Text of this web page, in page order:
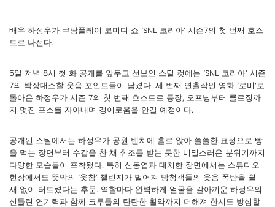
배우 하정우가 쿠팡플레이 코미디 쇼 ‘SNL 코리아’ 시즌7의 첫 번째 호스
트로 나선다.
5일 저녁 8시 첫 화 공개를 앞두고 선보인 스틸 컷에는 ‘SNL 코리아’ 시즌
7의 박장대소할 웃음 포인트들이 담겼다. 세 번째 연출작인 영화 ‘로비’로
돌아온 하정우가 시즌 7의 첫 번째 호스트로 등장, 오프닝부터 클로징까
지 멋진 포스를 자아내며 경이로움을 안길 예정이다.
공개된 스틸에서는 하정우가 공원 벤치에 홀로 앉아 쓸쓸한 표정으로 빵
을 먹는 장면부터 수갑을 찬 채 취조를 받는 듯한 비밀스러운 분위기까지
다양한 모습들이 포착됐다. 특히 신동엽과 대치한 장면에서는 스튜디오
현장에서도 뜻밖의 ‘웃참’ 챌린지가 벌어져 방청객들의 웃음 폭탄을 쉴
새 없이 터트렸다는 후문. 역할마다 완벽하게 얼굴을 갈아끼운 하정우의
신들린 연기력과 함께 크루들의 탄탄한 활약까지 더해져 한시도 방심할